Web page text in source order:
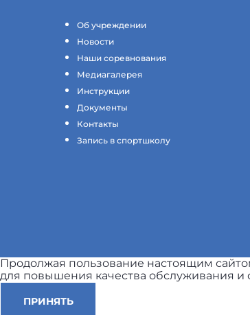
Об учреждении
Новости
Наши соревнования
Медиагалерея
Инструкции
Документы
Контакты
Запись в спортшколу
Продолжая пользование настоящим
для повышения качества обслуживания и
ПРИНЯТЬ